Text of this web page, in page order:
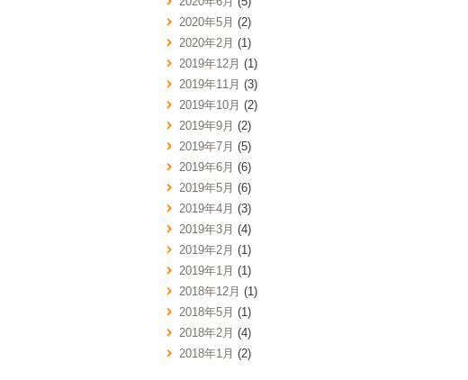
2020年5月 (2)
2020年2月 (1)
2019年12月 (1)
2019年11月 (3)
2019年10月 (2)
2019年9月 (2)
2019年7月 (5)
2019年6月 (6)
2019年5月 (6)
2019年4月 (3)
2019年3月 (4)
2019年2月 (1)
2019年1月 (1)
2018年12月 (1)
2018年5月 (1)
2018年2月 (4)
2018年1月 (2)